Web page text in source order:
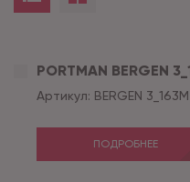
PORTMAN BERGEN
Артикул: BERGEN 3_163M
ПОДРОБНЕЕ